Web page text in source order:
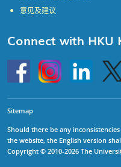
意见及建议
Connect with HKU
HKU
InstagramLinkedin
Sitemap
Should there be any
the website, the English version
Copyright © 2010-2026 The